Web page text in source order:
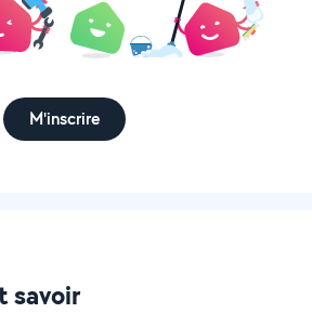
M'inscrire
savoir